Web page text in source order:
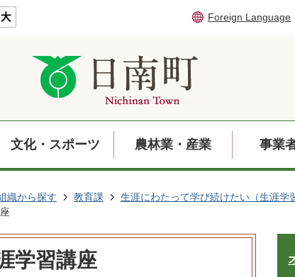
Foreign Language
文化・スポーツ 農林業・産業 事業
織から探す 教育課 生涯にわたって学び続けたい（生涯学
学習講座